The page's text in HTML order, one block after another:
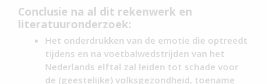
Conclusie na al dit rekenwerk en
literatuuronderzoek:
Het onderdrukken van de emotie die optreedt
tijdens en na voetbalwedstrijden van het
Nederlands elftal zal leiden tot schade voor
de (geestelijke) volksgezondheid, toename